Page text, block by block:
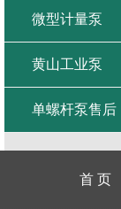
微型计量泵
黄山工业泵
单螺杆泵售后
首 页